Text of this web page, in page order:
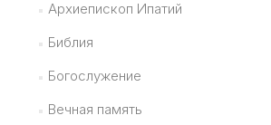
Архиепископ Ипатий
Библия
Богослужение
Вечная память